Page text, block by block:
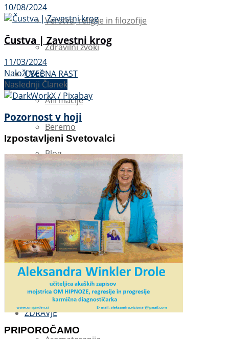
Verstva, religije in filozofije
Zdravilni zvoki
OSEBNA RAST
Afirmacije
Beremo
Blog
Brezplačne E-Knjige
Meditacija
Otroci in vzgoja
Partnerski odnosi
Zakon privlačnosti
ZDRAVJE
10/08/2024
Čustva | Zavestni krog
11/03/2024
Naloži Več
Naslednji Članek
Pozornost v hoji
Izpostavljeni Svetovalci
PRIPOROČAMO